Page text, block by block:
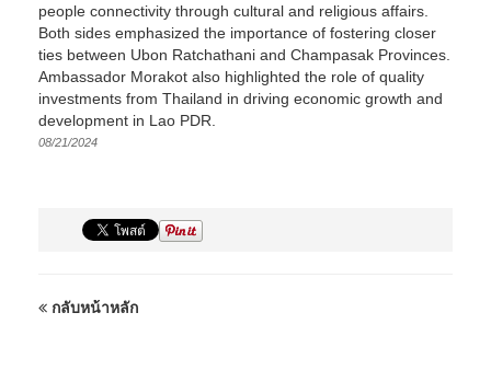
people connectivity through cultural and religious affairs.
Both sides emphasized the importance of fostering closer
ties between Ubon Ratchathani and Champasak Provinces.
Ambassador Morakot also highlighted the role of quality
investments from Thailand in driving economic growth and
development in Lao PDR.
08/21/2024
กลับหน้าหลัก